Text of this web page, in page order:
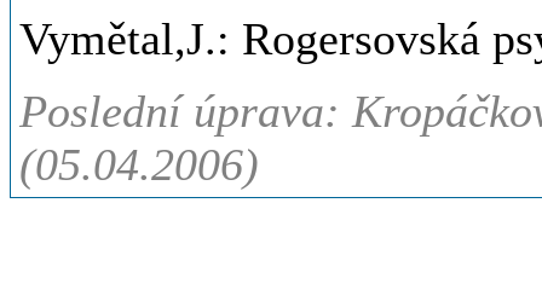
Vymětal,J.: Rogersovská
Poslední úprava:
(05.04.2006)